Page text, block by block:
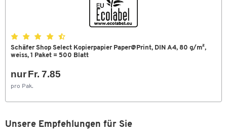
Schäfer Shop Select Kopierpapier Paper@Print, DIN A4, 80 g/m²,
weiss, 1 Paket = 500 Blatt
nur Fr. 7.85
pro Pak.
Unsere Empfehlungen für Sie
Zum Zoomen doppeltippen